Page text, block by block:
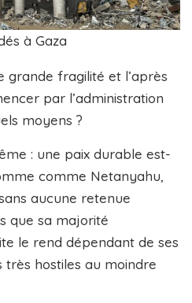
à Gaza
grande fragilité et l’après
par l’administration
moyens ?
: une paix durable est-
comme Netanyahu,
aucune retenue
que sa majorité
le rend dépendant de ses
très hostiles au moindre